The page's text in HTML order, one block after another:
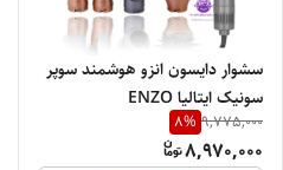
سشوار دایسون انزو هوشمند سوپر
سونیک ایتالیا ENZO
PROFESSIONAL SALON
ITALY 4131
9,775,000
8%
8,970,000